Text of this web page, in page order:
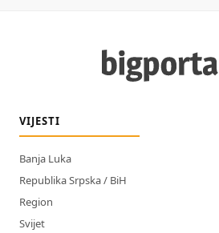
VIJESTI
Banja Luka
Republika Srpska / BiH
Region
Svijet